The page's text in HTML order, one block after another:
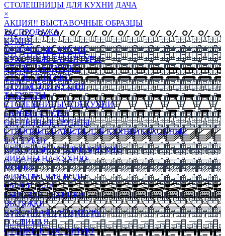
СТОЛЕШНИЦЫ ДЛЯ КУХНИ ДАЧА
×
АКЦИЯ!! ВЫСТАВОЧНЫЕ ОБРАЗЦЫ
РАСПРОДАЖА
КУХНЯ
МОДУЛЬНЫЕ КУХНИ
КУХОННЫЕ ГАРНИТУРЫ
СТОЛЫ НА КУХНЮ
СТОЛЫ КНИЖКИ
СТУЛЬЯ ДЛЯ КУХНИ
ТАБУРЕТЫ
СТОЛЕШНИЦЫ ДЛЯ КУХНИ
БАРНЫЕ СТУЛЬЯ
ОБЕДЕННЫЕ ГРУППЫ
СТЕНОВЫЕ ПАНЕЛИ ДЛЯ КУХНИ (КУХОННЫЕ
ФАРТУКИ)
КУХОННЫЕ УГОЛКИ МЯГКИЕ
ДИВАНЫ НА КУХНЮ
МОЙКИ
ФИЛЬТРЫ ДЛЯ ВОДЫ
СМЕСИТЕЛИ
БЫТОВАЯ ТЕХНИКА
ВЫТЯЖКИ
КУХОННАЯ ФУРНИТУРА
ГОСТИНАЯ
СТЕНКИ В ГОСТИНУЮ